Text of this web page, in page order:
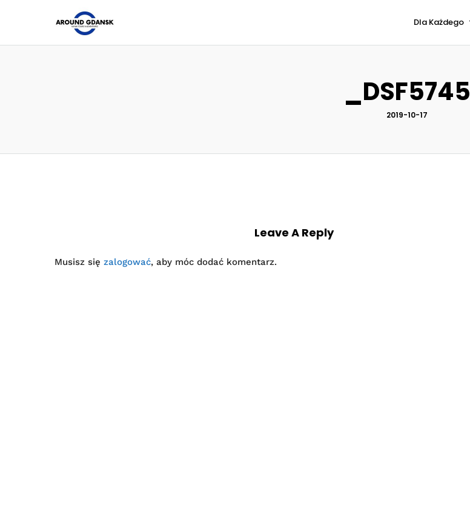
Dla Każdego
_DSF5745
2019-10-17
Leave A Reply
Musisz się zalogować, aby móc dodać komentarz.